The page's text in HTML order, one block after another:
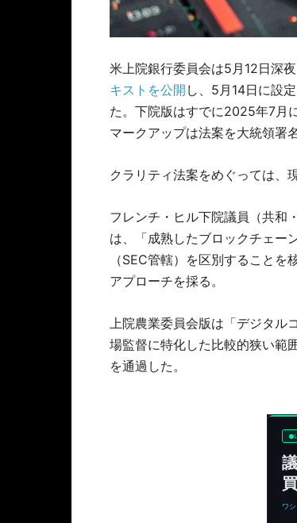
米上院銀行委員会は5月12日深
キストを公開 し、5月14日に設
た。下院版はすでに2025年7月
マークアップは法案を大統領署
クラリティ法案をめぐっては、
フレンチ・ヒル下院議員（共和
は、「成熟したブロックチェー
（SEC管轄）を区別すること
アプローチを採る。
上院農業委員会版は「デジタル
場監督に特化した比較的狭い範
を通過した。